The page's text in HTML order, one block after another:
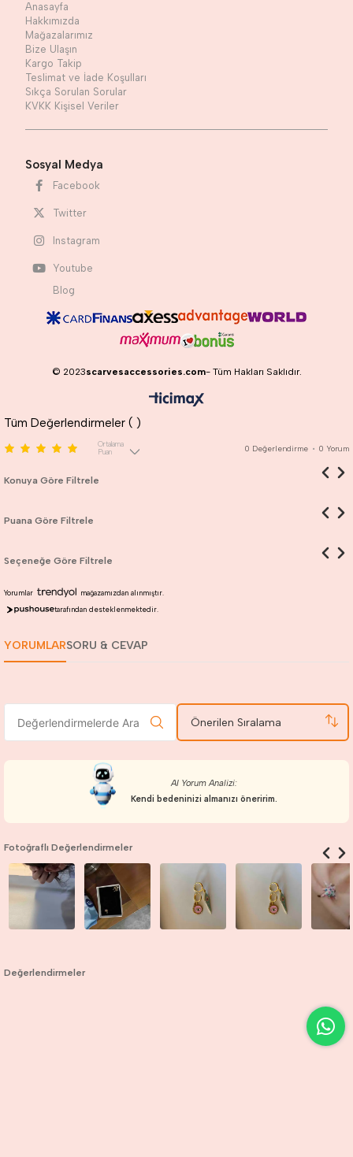
Anasayfa
Hakkımızda
Mağazalarımız
Bize Ulaşın
Kargo Takip
Teslimat ve İade Koşulları
Sıkça Sorulan Sorular
KVKK Kişisel Veriler
Sosyal Medya
Facebook
Twitter
Instagram
Youtube
Blog
© 2023scarvesaccessories.com- Tüm Hakları Saklıdır.
Tüm Değerlendirmeler ( )
Ortalama
Puan
0 Değerlendirme • 0 Yorum
Konuya Göre Filtrele
Puana Göre Filtrele
Seçeneğe Göre Filtrele
Yorumlar
mağazamızdan alınmıştır.
tarafından desteklenmektedir.
YORUMLARSORU & CEVAP
Önerilen Sıralama
AI Yorum Analizi:
Kendi bedeninizi almanızı öneririm.
Fotoğraflı Değerlendirmeler
Değerlendirmeler